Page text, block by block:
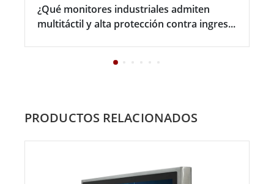
¿Qué monitores industriales admiten
multitáctil y alta protección contra ingres...
PRODUCTOS RELACIONADOS